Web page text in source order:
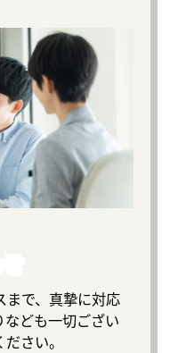
まで、真摯に対応
ども一切ござい
さい。